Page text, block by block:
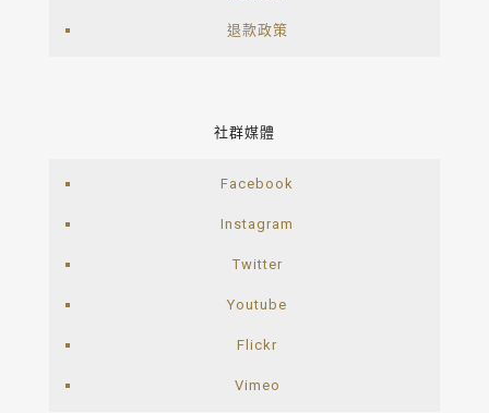
退款政策
社群媒體
Facebook
Instagram
Twitter
Youtube
Flickr
Vimeo